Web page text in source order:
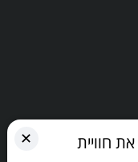
✕
חוויית